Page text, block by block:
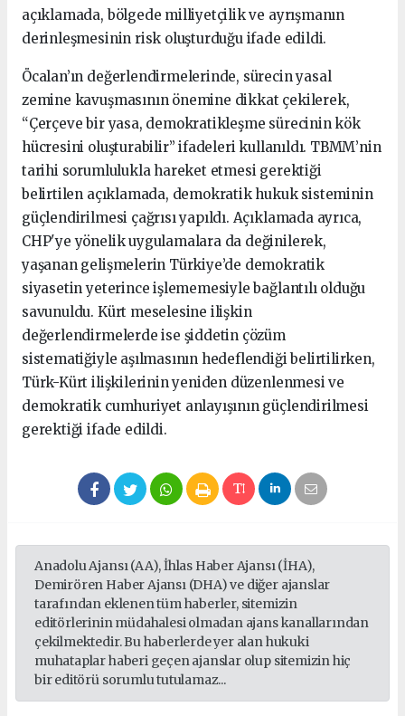
açıklamada, bölgede milliyetçilik ve ayrışmanın
derinleşmesinin risk oluşturduğu ifade edildi.
Öcalan’ın değerlendirmelerinde, sürecin yasal
zemine kavuşmasının önemine dikkat çekilerek,
“Çerçeve bir yasa, demokratikleşme sürecinin kök
hücresini oluşturabilir” ifadeleri kullanıldı. TBMM’nin
tarihi sorumlulukla hareket etmesi gerektiği
belirtilen açıklamada, demokratik hukuk sisteminin
güçlendirilmesi çağrısı yapıldı. Açıklamada ayrıca,
CHP'ye yönelik uygulamalara da değinilerek,
yaşanan gelişmelerin Türkiye’de demokratik
siyasetin yeterince işlememesiyle bağlantılı olduğu
savunuldu. Kürt meselesine ilişkin
değerlendirmelerde ise şiddetin çözüm
sistematiğiyle aşılmasının hedeflendiği belirtilirken,
Türk-Kürt ilişkilerinin yeniden düzenlenmesi ve
demokratik cumhuriyet anlayışının güçlendirilmesi
gerektiği ifade edildi.
Anadolu Ajansı (AA), İhlas Haber Ajansı (İHA),
Demirören Haber Ajansı (DHA) ve diğer ajanslar
tarafından eklenen tüm haberler, sitemizin
editörlerinin müdahalesi olmadan ajans kanallarından
çekilmektedir. Bu haberlerde yer alan hukuki
muhataplar haberi geçen ajanslar olup sitemizin hiç
bir editörü sorumlu tutulamaz...